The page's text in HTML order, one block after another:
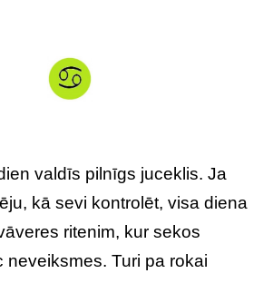
valdīs pilnīgs juceklis. Ja
kā sevi kontrolēt, visa diena
ritenim, kur sekos
neveiksmes. Turi pa rokai